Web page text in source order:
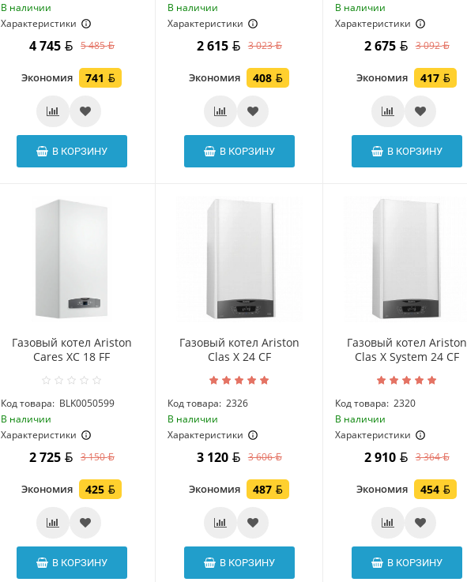
В наличии
Характеристики
4 745 5 485
Экономия 741
В КОРЗИНУ
В наличии
Характеристики
2 615 3 023
Экономия 408
В КОРЗИНУ
В наличии
Характеристики
2 675 3 092
Экономия 417
В КОРЗИНУ
Газовый котел Ariston
Cares XC 18 FF
Код товара: BLK0050599
В наличии
Характеристики
2 725 3 150
Экономия 425
В КОРЗИНУ
Газовый котел Ariston
Clas X 24 CF
Код товара: 2326
В наличии
Характеристики
3 120 3 606
Экономия 487
В КОРЗИНУ
Газовый котел Ariston
Clas X System 24 CF
Код товара: 2320
В наличии
Характеристики
2 910 3 364
Экономия 454
В КОРЗИНУ